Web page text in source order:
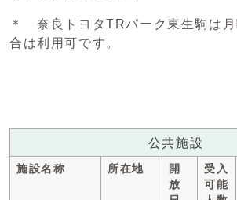
＊ 奈良トヨタTRパーク東生駒は
合は利用可です。
公共施設
施設名称 所在地
開
放
受入
可能